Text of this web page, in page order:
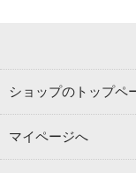
ショップのトップペ
マイページへ